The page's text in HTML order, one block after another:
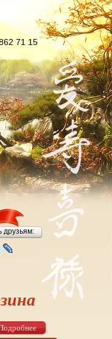
71 15
друзьям: